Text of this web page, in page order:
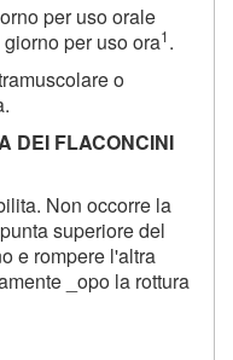
per uso orale
per uso ora1.
o
DEI FLACONCINI
Non occorre la
superiore del
e rompere l'altra
_opo la rottura